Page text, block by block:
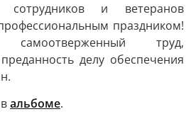
сотрудников и ветеранов
праздником!
труд,
делу обеспечения
альбоме.